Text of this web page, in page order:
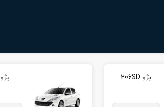
پژو 206SD پژو 207